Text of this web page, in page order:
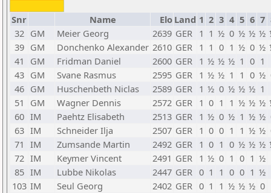
Snr Name Elo Land 1 2 3 4 5 6 7
32 GM Meier Georg 2639 GER 1 1 ½ 0 ½ ½ ½
39 GM Donchenko Alexander 2610 GER 1 1 0 1 ½ 0 ½
41
GM Fridman Daniel 2600 GER 1 ½ ½ ½ 1 0 1
43 GM Svane Rasmus 2595 GER 1 ½ ½ 1 1 0 ½
46 GM Huschenbeth Niclas 2589 GER 1 ½ 0 ½ ½ ½ 1
51
GM Wagner Dennis 2572 GER 1 0 1 1 ½ ½ ½
60 IM Paehtz Elisabeth 2513 GER 1 ½ 0 ½ 1 ½ ½
63 IM Schneider Ilja 2507 GER 1 0 0 1 1 ½ ½
71 IM Zumsande Martin 2492 GER 1 0 1 0 ½ ½ ½
72 IM Keymer Vincent 2491 GER 1 ½ 0 1 0 1 ½
85 IM Lubbe Nikolas 2447 GER 0 1 1 0 0 1 ½
103 IM Seul Georg 2402 GER 0 1 1 ½ ½ ½ 0